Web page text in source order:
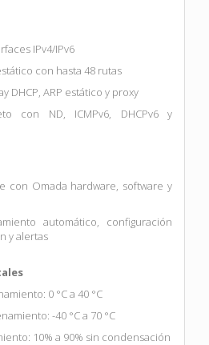
IPv4/IPv6
con hasta 48 rutas
DHCP, ARP estático y proxy
con ND, ICMPv6, DHCPv6 y
con Omada hardware, software y
automático, configuración
y alertas
0 °C a 40 °C
-40 °C a 70 °C
10% a 90% sin condensación